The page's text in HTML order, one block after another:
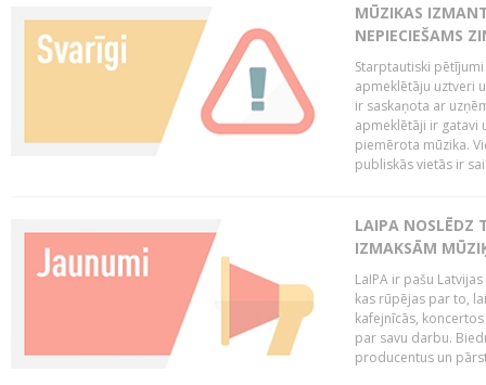
MŪZIKAS
NEPIECIEŠAMS
Starptautiski
apmeklētāju uztveri
ir saskaņota ar
apmeklētāji ir gatavi
piemērota mūzika.
publiskās vietās ir
LAIPA NOSLĒDZ
IZMAKSĀM
LaIPA ir pašu
kas rūpējas par to,
kafejnīcās,
par savu darbu.
producentus un